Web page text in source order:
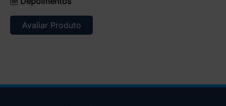
Avaliar Produto